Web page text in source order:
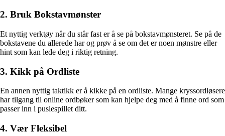
2. Bruk Bokstavmønster
Et nyttig verktøy når du står fast er å se på bokstavmønsteret. Se på de
bokstavene du allerede har og prøv å se om det er noen mønstre eller
hint som kan lede deg i riktig retning.
3. Kikk på Ordliste
En annen nyttig taktikk er å kikke på en ordliste. Mange kryssordløsere
har tilgang til online ordbøker som kan hjelpe deg med å finne ord som
passer inn i puslespillet ditt.
4. Vær Fleksibel